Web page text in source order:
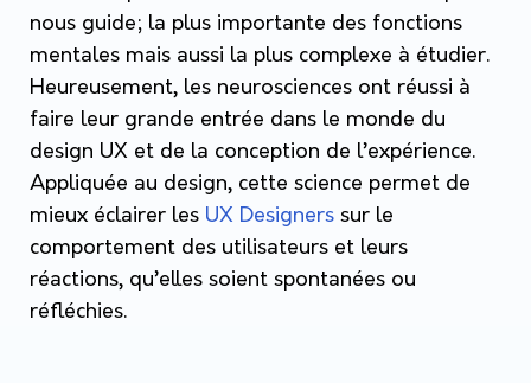
nous guide; la plus importante des fonctions
mentales mais aussi la plus complexe à étudier.
Heureusement, les neurosciences ont réussi à
faire leur grande entrée dans le monde du
design UX et de la conception de l’expérience.
Appliquée au design, cette science permet de
mieux éclairer les UX Designers sur le
comportement des utilisateurs et leurs
réactions, qu’elles soient spontanées ou
réfléchies.